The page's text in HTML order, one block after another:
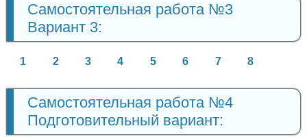
Самостоятельная работа №3
Вариант 3:
1 2 3 4 5 6 7 8
Самостоятельная работа №4
Подготовительный вариант: